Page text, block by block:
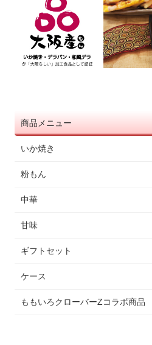
商品メニュー
いか焼き
粉もん
中華
甘味
ギフトセット
ケース
ももいろクローバーZコラボ商品